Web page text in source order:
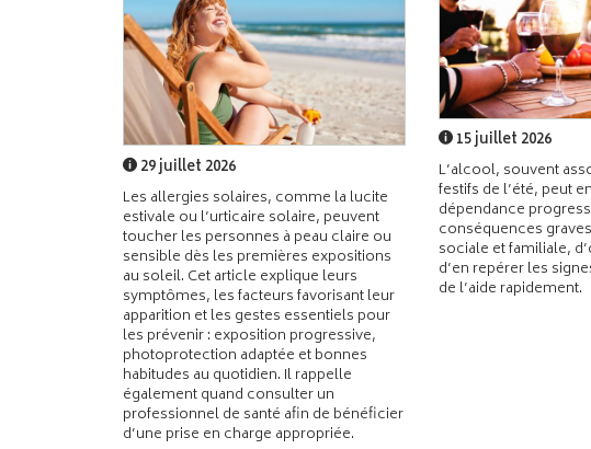
29 juillet 2026
Les allergies solaires, comme la lucite
estivale ou l’urticaire solaire, peuvent
toucher les personnes à peau claire ou
sensible dès les premières expositions
au soleil. Cet article explique leurs
symptômes, les facteurs favorisant leur
apparition et les gestes essentiels pour
les prévenir : exposition progressive,
photoprotection adaptée et bonnes
habitudes au quotidien. Il rappelle
également quand consulter un
professionnel de santé afin de bénéficier
d’une prise en charge appropriée.
15 juillet 2026
L’alcool, souvent
festifs de l’été, peut
dépendance
conséquences
sociale et familiale,
d’en repérer les
de l’aide rapidement.